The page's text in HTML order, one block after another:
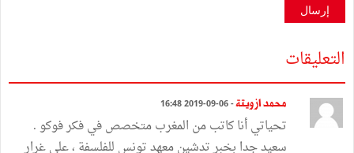
إرسال
التعليقات
محمد ازويتة- 06-09-2019 16:48
تحياتي أنا كاتب من المغرب متخصص في فكر فوكو .
سعيد جدا بخبر تدشين معهد تونس للفلسفة ، على غرار